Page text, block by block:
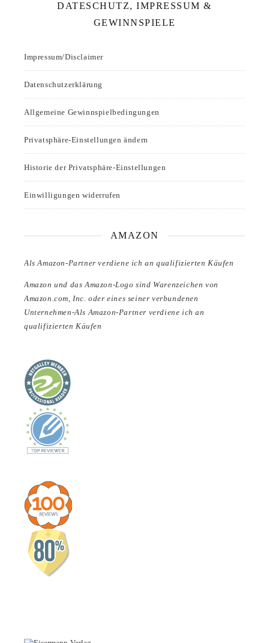
DATESCHUTZ, IMPRESSUM &
GEWINNSPIELE
Impressum/Disclaimer
Datenschutzerklärung
Allgemeine Gewinnspielbedingungen
Privatsphäre-Einstellungen ändern
Historie der Privatsphäre-Einstellungen
Einwilligungen widerrufen
AMAZON
Als Amazon-Partner verdiene ich an qualifizierten Käufen
Amazon und das Amazon-Logo sind Warenzeichen von
Amazon.com, Inc. oder eines seiner verbundenen
Unternehmen-Als Amazon-Partner verdiene ich an
qualifizierten Käufen